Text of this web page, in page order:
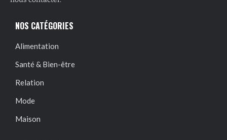
NOS CATÉGORIES
Alimentation
Santé & Bien-être
Relation
Mode
Maison